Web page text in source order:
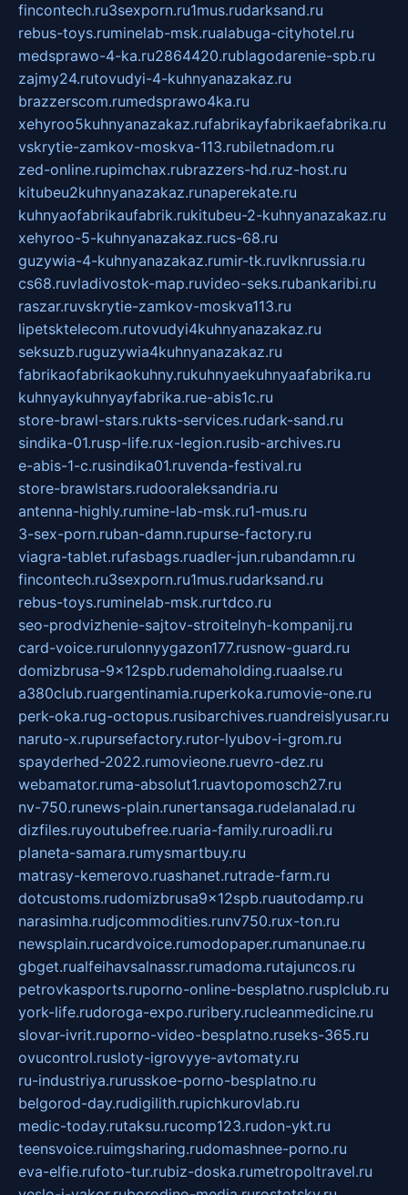
fincontech.ru3sexporn.ru1mus.rudarksand.ru
rebus-toys.ruminelab-msk.rualabuga-cityhotel.ru
medsprawo-4-ka.ru2864420.rublagodarenie-spb.ru
zajmy24.rutovudyi-4-kuhnyanazakaz.ru
brazzerscom.rumedsprawo4ka.ru
xehyroo5kuhnyanazakaz.rufabrikayfabrikaefabrika.ru
vskrytie-zamkov-moskva-113.rubiletnadom.ru
zed-online.rupimchax.rubrazzers-hd.ruz-host.ru
kitubeu2kuhnyanazakaz.runaperekate.ru
kuhnyaofabrikaufabrik.rukitubeu-2-kuhnyanazakaz.ru
xehyroo-5-kuhnyanazakaz.rucs-68.ru
guzywia-4-kuhnyanazakaz.rumir-tk.ruvlknrussia.ru
cs68.ruvladivostok-map.ruvideo-seks.rubankaribi.ru
raszar.ruvskrytie-zamkov-moskva113.ru
lipetsktelecom.rutovudyi4kuhnyanazakaz.ru
seksuzb.ruguzywia4kuhnyanazakaz.ru
fabrikaofabrikaokuhny.rukuhnyaekuhnyaafabrika.ru
kuhnyaykuhnyayfabrika.rue-abis1c.ru
store-brawl-stars.rukts-services.rudark-sand.ru
sindika-01.rusp-life.rux-legion.rusib-archives.ru
e-abis-1-c.rusindika01.ruvenda-festival.ru
store-brawlstars.rudooraleksandria.ru
antenna-highly.rumine-lab-msk.ru1-mus.ru
3-sex-porn.ruban-damn.rupurse-factory.ru
viagra-tablet.rufasbags.ruadler-jun.rubandamn.ru
fincontech.ru3sexporn.ru1mus.rudarksand.ru
rebus-toys.ruminelab-msk.rurtdco.ru
seo-prodvizhenie-sajtov-stroitelnyh-kompanij.ru
card-voice.rurulonnyygazon177.rusnow-guard.ru
domizbrusa-9x12spb.rudemaholding.ruaalse.ru
a380club.ruargentinamia.ruperkoka.rumovie-one.ru
perk-oka.rug-octopus.rusibarchives.ruandreislyusar.ru
naruto-x.rupursefactory.rutor-lyubov-i-grom.ru
spayderhed-2022.rumovieone.ruevro-dez.ru
webamator.ruma-absolut1.ruavtopomosch27.ru
nv-750.runews-plain.runertansaga.rudelanalad.ru
dizfiles.ruyoutubefree.ruaria-family.ruroadli.ru
planeta-samara.rumysmartbuy.ru
matrasy-kemerovo.ruashanet.rutrade-farm.ru
dotcustoms.rudomizbrusa9x12spb.ruautodamp.ru
narasimha.rudjcommodities.runv750.rux-ton.ru
newsplain.rucardvoice.rumodopaper.rumanunae.ru
gbget.rualfeihavsalnassr.rumadoma.rutajuncos.ru
petrovkasports.ruporno-online-besplatno.rusplclub.ru
york-life.rudoroga-expo.ruribery.rucleanmedicine.ru
slovar-ivrit.ruporno-video-besplatno.ruseks-365.ru
ovucontrol.rusloty-igrovyye-avtomaty.ru
ru-industriya.rurusskoe-porno-besplatno.ru
belgorod-day.rudigilith.rupichkurovlab.ru
medic-today.rutaksu.rucomp123.rudon-ykt.ru
teensvoice.ruimgsharing.rudomashnee-porno.ru
eva-elfie.rufoto-tur.rubiz-doska.rumetropoltravel.ru